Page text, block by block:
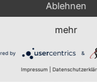
Ablehnen
mehr
by &
Impressum